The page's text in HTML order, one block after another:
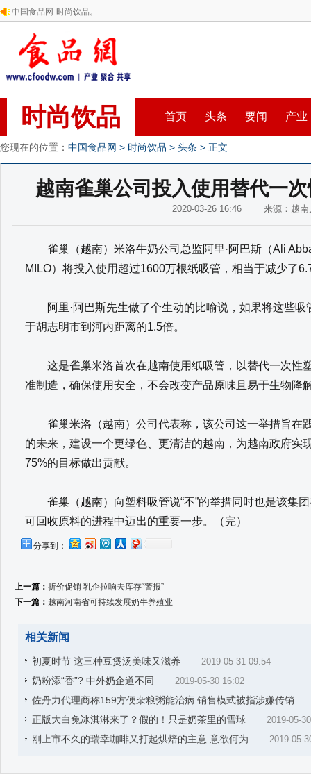
中国食品网-时尚饮品。
时尚饮品 首页 头条 要闻 产业
您现在的位置： 中国食品网 > 时尚饮品 > 头条 > 正文
越南雀巢公司投入使用替代一
2020-03-26 16:46 来源：越南
雀巢（越南）米洛牛奶公司总监阿里·阿巴斯（Ali
MILO）将投入使用超过1600万根纸吸管，相当于减少了
阿里·阿巴斯先生做了个生动的比喻说，如果将这些吸
于胡志明市到河内距离的1.5倍。
这是雀巢米洛首次在越南使用纸吸管，以替代一次性
准制造，确保使用安全，不会改变产品原味且易于生物降
雀巢米洛（越南）公司代表称，该公司这一举措旨在
的未来，建设一个更绿色、更清洁的越南，为越南政府实
75%的目标做出贡献。
雀巢（越南）向塑料吸管说“不”的举措同时也是该集
可回收原料的进程中迈出的重要一步。（完）
分享到：
上一篇： 折价促销 乳企拉响去库存“警报”
下一篇： 越南河南省可持续发展奶牛养殖业
相关新闻
初夏时节 这三种豆煲汤美味又滋养 2019-05-31 09:54
奶粉添“香”? 中外奶企道不同 2019-05-30 16:02
佐丹力代理商称159方便杂粮粥能治病 销售模式被指涉嫌传销
正版大白兔冰淇淋来了？假的！只是奶茶里的雪球
2019-05-
刚上市不久的瑞幸咖啡又打起烘焙的主意 意欲何为 2019-05-